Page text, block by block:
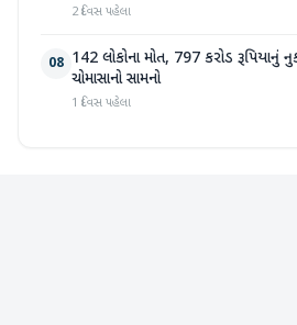
2 દિવસ પહેલા
08 142 લોકોના મોત, 797 કરોડ રૂપિયાનું
ચોમાસાનો સામનો
1 દિવસ પહેલા